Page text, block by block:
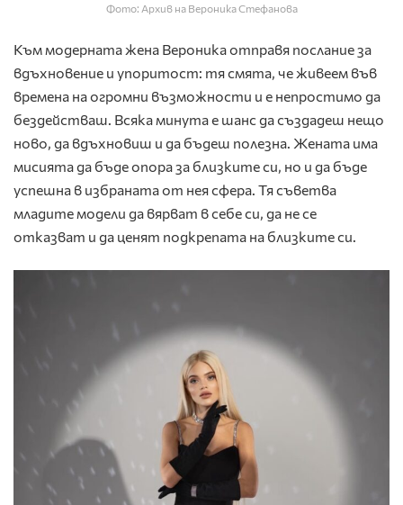
Фото: Архив на Вероника Стефанова
Към модерната жена Вероника отправя послание за
вдъхновение и упоритост: тя смята, че живеем във
времена на огромни възможности и е непростимо да
бездействаш. Всяка минута е шанс да създадеш нещо
ново, да вдъхновиш и да бъдеш полезна. Жената има
мисията да бъде опора за близките си, но и да бъде
успешна в избраната от нея сфера. Тя съветва
младите модели да вярват в себе си, да не се
отказват и да ценят подкрепата на близките си.